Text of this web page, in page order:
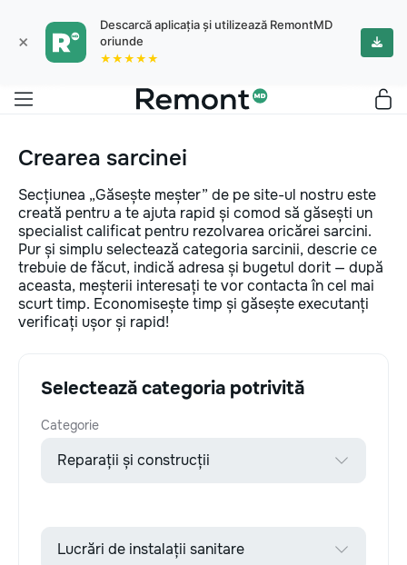
×
Descarcă aplicația și utilizează RemontMD
oriunde
★★★★★
Crearea sarcinei
Secțiunea „Găsește meșter” de pe site-ul nostru este
creată pentru a te ajuta rapid și comod să găsești un
specialist calificat pentru rezolvarea oricărei sarcini.
Pur și simplu selectează categoria sarcinii, descrie ce
trebuie de făcut, indică adresa și bugetul dorit — după
aceasta, meșterii interesați te vor contacta în cel mai
scurt timp. Economisește timp și găsește executanți
verificați ușor și rapid!
Selectează categoria potrivită
Categorie